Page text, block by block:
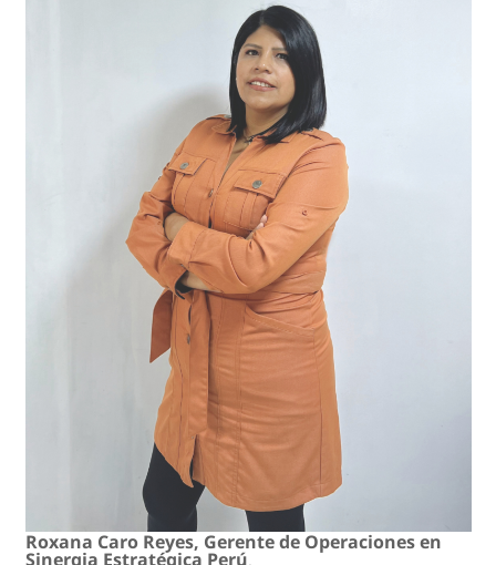
Roxana Caro Reyes, Gerente de Operaciones en
Sinergia Estratégica Perú.